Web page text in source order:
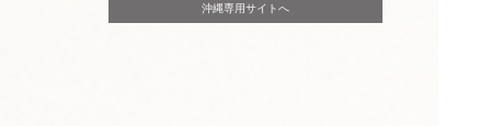
沖縄専用サイトへ